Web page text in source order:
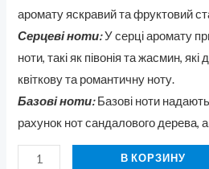
аромату яскравий та фруктовий
Серцеві ноти:У серці аромату
ноти, такі як півонія та жасмин,
квіткову та романтичну ноту.
Базові ноти: Базові ноти
рахунок нот сандалового дерева,
В КОРЗИНУ